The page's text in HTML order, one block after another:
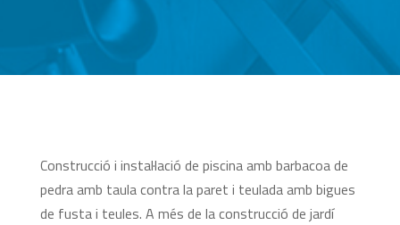
Construcció i instal·lació de piscina amb barbacoa de
pedra amb taula contra la paret i teulada amb bigues
de fusta i teules. A més de la construcció de jardí